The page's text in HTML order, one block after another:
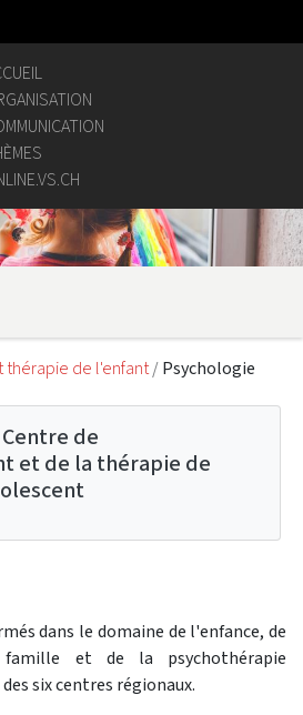
de l'enfant Psychologie
de
et de la thérapie de
dans le domaine de l'enfance, de
famille et de la psychothérapie
six centres régionaux.